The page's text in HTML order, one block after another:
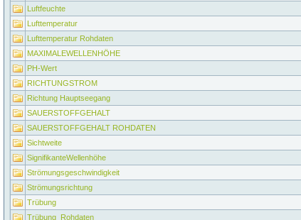
Luftfeuchte
Lufttemperatur
Lufttemperatur Rohdaten
MAXIMALEWELLENHÖHE
PH-Wert
RICHTUNGSTROM
Richtung Hauptseegang
SAUERSTOFFGEHALT
SAUERSTOFFGEHALT ROHDATEN
Sichtweite
SignifikanteWellenhöhe
Strömungsgeschwindigkeit
Strömungsrichtung
Trübung
Trübung_Rohdaten